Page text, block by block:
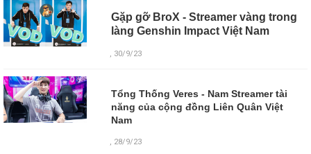
Gặp gỡ BroX - Streamer vàng trong
làng Genshin Impact Việt Nam
, 30/9/23
Tổng Thống Veres - Nam Streamer tài
năng của cộng đồng Liên Quân Việt
Nam
, 28/9/23